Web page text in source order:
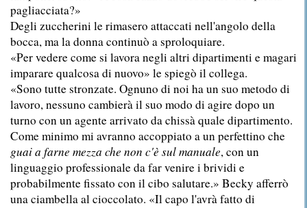
pagliacciata?»
Degli zuccherini le rimasero attaccati nell'angolo della
bocca, ma la donna continuò a sproloquiare.
«Per vedere come si lavora negli altri dipartimenti e magari
imparare qualcosa di nuovo» le spiegò il collega.
«Sono tutte stronzate. Ognuno di noi ha un suo metodo di
lavoro, nessuno cambierà il suo modo di agire dopo un
turno con un agente arrivato da chissà quale dipartimento.
Come minimo mi avranno accoppiato a un perfettino che
guai a farne mezza che non c'è sul manuale, con un
linguaggio professionale da far venire i brividi e
probabilmente fissato con il cibo salutare.» Becky afferrò
una ciambella al cioccolato. «Il capo l'avrà fatto di